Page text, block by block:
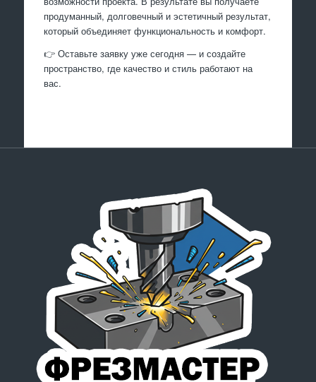
продуманный, долговечный и эстетичный результат,
который объединяет функциональность и комфорт.
👉 Оставьте заявку уже сегодня — и создайте
пространство, где качество и стиль работают на
вас.